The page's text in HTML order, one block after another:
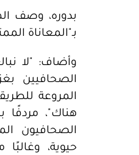
بـ"المعاناة
وأضاف: "لا
الصحافيين
المروعة
هناك"، مردفًا
الصحافيون
حيوية، وغالبًا